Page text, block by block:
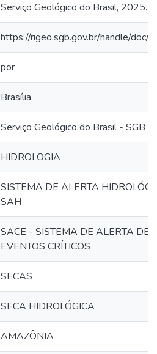
Serviço Geológico do Brasil, 2025.
https://rigeo.sgb.gov.br/handle/doc/
por
Brasília
Serviço Geológico do Brasil - SGB
HIDROLOGIA
SISTEMA DE ALERTA
SAH
SACE - SISTEMA DE ALERTA DE
EVENTOS CRÍTICOS
SECAS
SECA HIDROLÓGICA
AMAZÔNIA